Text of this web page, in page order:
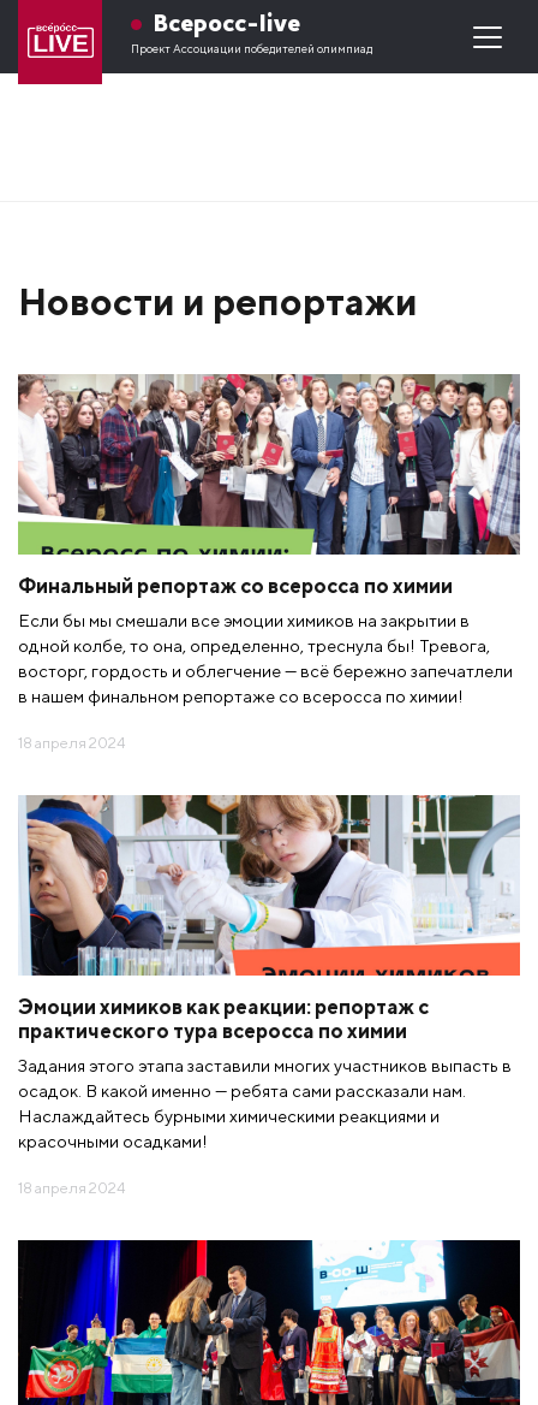
Всеросс-live
Проект Ассоциации победителей олимпиад
Новости и репортажи
Финальный репортаж со всеросса по химии
Если бы мы смешали все эмоции химиков на закрытии в
одной колбе, то она, определенно, треснула бы! Тревога,
восторг, гордость и облегчение — всё бережно запечатлели
в нашем финальном репортаже со всеросса по химии!
18 апреля 2024
Эмоции химиков как реакции: репортаж с
практического тура всеросса по химии
Задания этого этапа заставили многих участников выпасть в
осадок. В какой именно — ребята сами рассказали нам.
Наслаждайтесь бурными химическими реакциями и
красочными осадками!
18 апреля 2024